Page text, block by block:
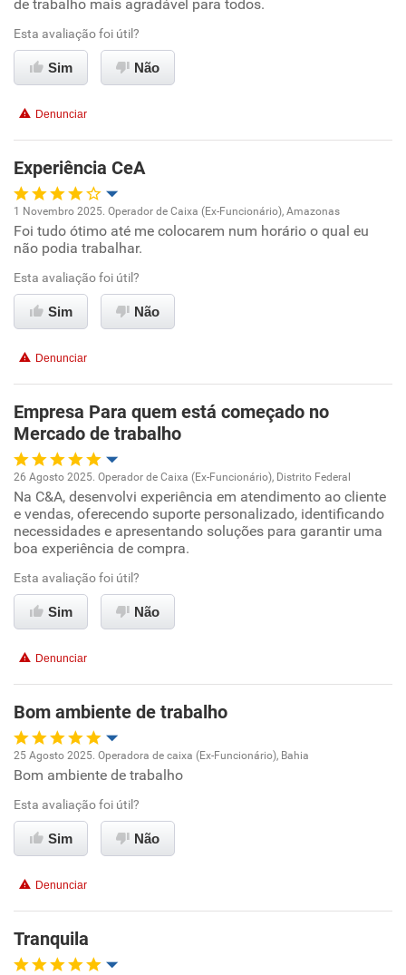
Ambiente de trabalho
Conciliação com a vida familiar
de trabalho mais agradável para todos.
Esta avaliação foi útil?
Sim Não
Denunciar
Experiência CeA
Oportunidade de promoção
Ambiente de trabalho
Conciliação com a vida familiar
Recomenda esta empresa
Não recomenda a diretoria
1 Novembro 2025. Operador de Caixa (Ex-Funcionário), Amazonas
Foi tudo ótimo até me colocarem num horário o qual eu
não podia trabalhar.
Esta avaliação foi útil?
Sim Não
Denunciar
Empresa Para quem está começado no
Mercado de trabalho
Oportunidade de promoção
Ambiente de trabalho
Conciliação com a vida familiar
Benefícios
Não recomenda a diretoria
26 Agosto 2025. Operador de Caixa (Ex-Funcionário), Distrito Federal
Na C&A, desenvolvi experiência em atendimento ao cliente
e vendas, oferecendo suporte personalizado, identificando
necessidades e apresentando soluções para garantir uma
boa experiência de compra.
Esta avaliação foi útil?
Sim Não
Denunciar
Bom ambiente de trabalho
Oportunidade de promoção
Ambiente de trabalho
Benefícios
Recomenda esta empresa
25 Agosto 2025. Operadora de caixa (Ex-Funcionário), Bahia
Bom ambiente de trabalho
Esta avaliação foi útil?
Sim Não
Denunciar
Tranquila